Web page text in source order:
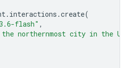
. interactions .create(
flash" ,
the northernmost city in the